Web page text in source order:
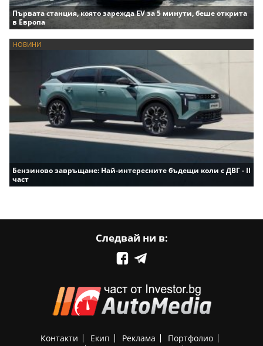
Първата станция, която зарежда EV за 5 минути, беше открита
в Европа
НОВИНИ
Бензиново завръщане: Най-интересните бъдещи коли с ДВГ - II
част
Следвай ни в:
Контакти Екип Реклама
Портфолио